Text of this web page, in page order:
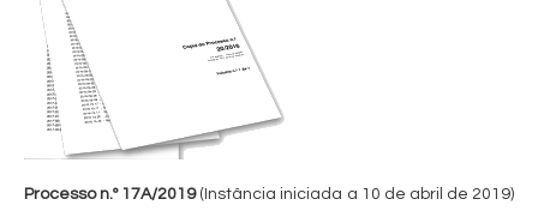
Processo n.º 17A/2019(Instância iniciada a 10 de abril de 2019)